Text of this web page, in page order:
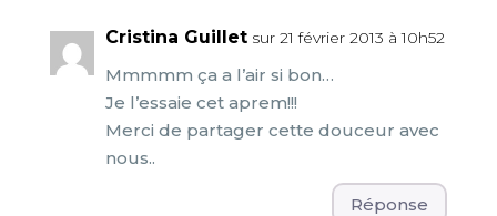
Cristina Guillet sur 21 février 2013 à 10h52
Mmmmm ça a l’air si bon…
Je l’essaie cet aprem!!!
Merci de partager cette douceur avec
nous..
Réponse